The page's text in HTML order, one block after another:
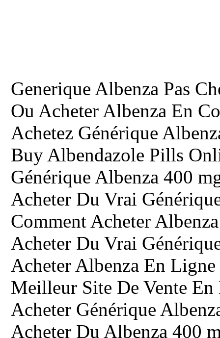
Generique Albenza Pas
Ou Acheter Albenza En
Achetez Générique
Buy Albendazole Pills
Générique Albenza 400
Acheter Du Vrai
Comment Acheter
Acheter Du Vrai
Acheter Albenza En
Meilleur Site De Vente
Acheter Générique
Acheter Du Albenza 400